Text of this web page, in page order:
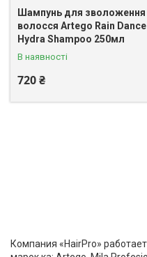
Шампунь для зволоження
волосся Artego Rain Dance
Hydra Shampoo 250мл
В наявності
720 ₴
Компания «HairPro»